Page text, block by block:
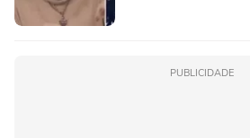
PUBLICIDADE